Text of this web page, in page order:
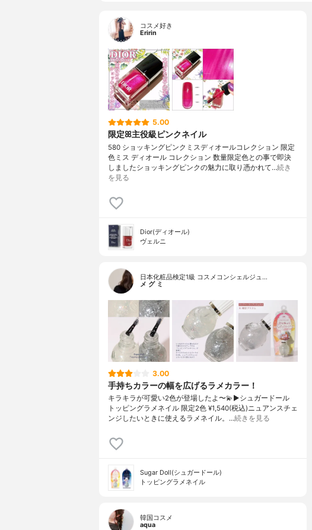
コスメ好き
Eririn
5.00
限定ꕤ主役級ピンクネイル
580 ショッキングピンクミスディオールコレクション 限定
色ミス ディオール コレクション 数量限定色との事で即決
しましたショッキングピンクの魅力に取り憑かれて…続き
を見る
Dior(ディオール)
ヴェルニ
日本化粧品検定1級 コスメコンシェルジュ…
メ グ ミ
3.00
手持ちカラーの幅を広げるラメカラー！
キラキラが可愛い2色が登場したよ〜💫▶︎シュガードール
トッピングラメネイル 限定2色 ¥1,540(税込)ニュアンスチェ
ンジしたいときに使えるラメネイル。…続きを見る
Sugar Doll(シュガードール)
トッピングラメネイル
韓国コスメ
aqua